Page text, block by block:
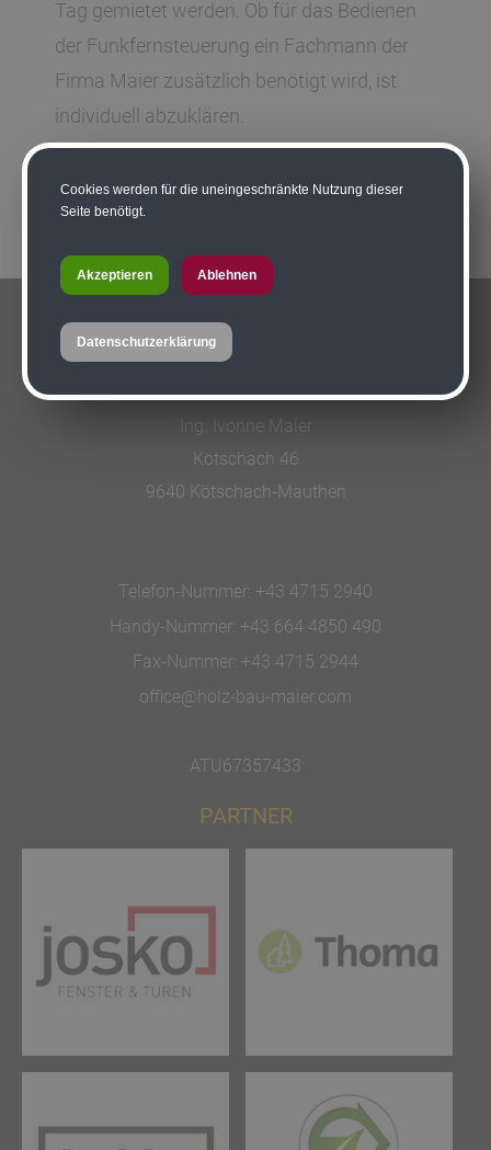
Tag gemietet werden. Ob für das Bedienen
der Funkfernsteuerung ein Fachmann der
Firma Maier zusätzlich benötigt wird, ist
individuell abzuklären.
KONTAKT
Tischlerei-Zimmerei Maier GmbH
Ing. Ivonne Maier
Kötschach 46
9640 Kötschach-Mauthen
Telefon-Nummer: +43 4715 2940
Handy-Nummer: +43 664 4850 490
Fax-Nummer: +43 4715 2944
office@holz-bau-maier.com
ATU67357433
PARTNER
Cookies werden für die uneingeschränkte Nutzung dieser
Seite benötigt.
Akzeptieren Ablehnen
Datenschutzerklärung